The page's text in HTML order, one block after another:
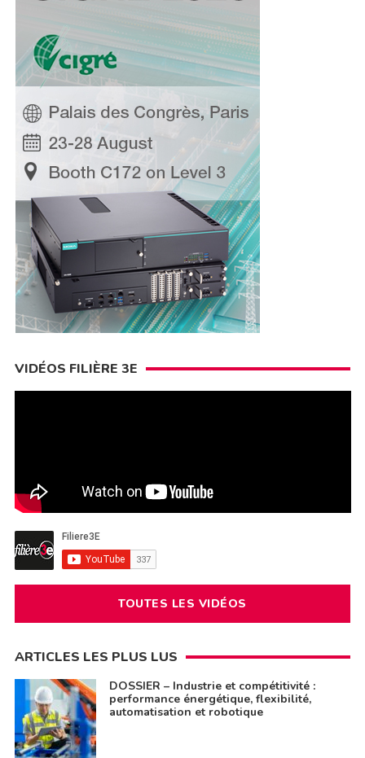
VIDÉOS FILIÈRE 3E
TOUTES LES VIDÉOS
ARTICLES LES PLUS LUS
DOSSIER – Industrie et compétitivité :
performance énergétique, flexibilité,
automatisation et robotique